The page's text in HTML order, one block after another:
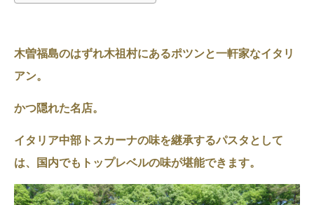
木曽福島のはずれ木祖村にあるポツンと一軒家なイタリ
アン。
かつ隠れた名店。
イタリア中部トスカーナの味を継承するパスタとして
は、国内でもトップレベルの味が堪能できます。